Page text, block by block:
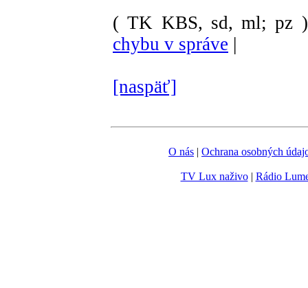
( TK KBS, sd, ml; pz )
chybu v správe |
[naspäť]
O nás | Ochrana osobných
TV Lux naživo| Rádio